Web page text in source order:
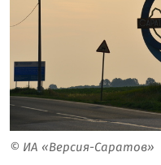
© ИА «Версия-Саратов»